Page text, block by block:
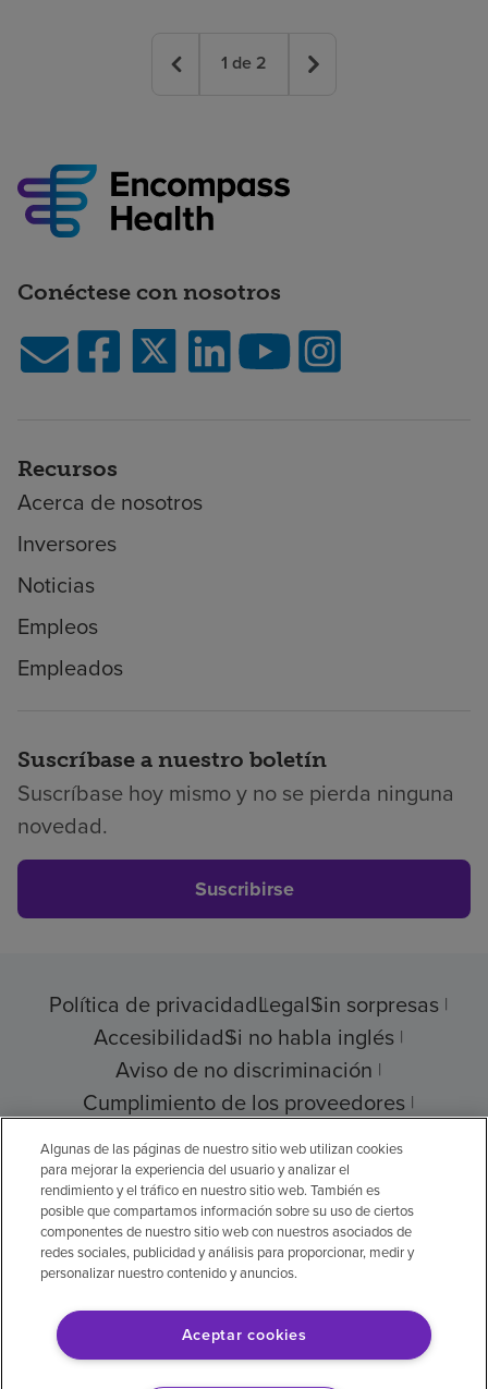
1 de 2
Conéctese con nosotros
Recursos
Acerca de nosotros
Inversores
Noticias
Empleos
Empleados
Suscríbase a nuestro boletín
Suscríbase hoy mismo y no se pierda ninguna
novedad.
Suscribirse
Política de privacidadLegalSin sorpresas
AccesibilidadSi no habla inglés
Aviso de no discriminación
Cumplimiento de los proveedores
Transparencia de precios
© 2026 Encompass Health Corporation
Preferencias de cookies
Aviso legal: Se tradujo con la ayuda de
Algunas de las páginas de nuestro sitio web utilizan cookies
para mejorar la experiencia del usuario y analizar el
rendimiento y el tráfico en nuestro sitio web. También es
posible que compartamos información sobre su uso de ciertos
componentes de nuestro sitio web con nuestros asociados de
redes sociales, publicidad y análisis para proporcionar, medir y
personalizar nuestro contenido y anuncios.
Aceptar cookies